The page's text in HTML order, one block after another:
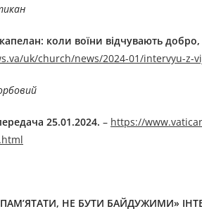
коли воїни відчувають
uk/church/news/2024-01/intervyu-z-
25.01.2024. – https://
НЕ БУТИ БАЙДУЖИМИ»